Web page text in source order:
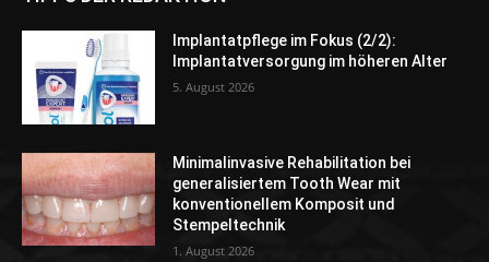
Implantatpflege im Fokus (2/2):
Implantatversorgung im höheren Alter
5. August 2026
Minimalinvasive Rehabilitation bei
generalisiertem Tooth Wear mit
konventionellem Komposit und
Stempeltechnik
1. August 2026